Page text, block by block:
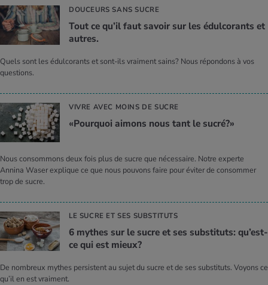
DOUCEURS SANS SUCRE
Tout ce qu’il faut savoir sur les édul­co­rants et
autres.
Quels sont les édulcorants et sont-ils vraiment sains? Nous répondons à vos
questions.
VIVRE AVEC MOINS DE SUCRE
«Pour­quoi aimons nous tant le sucré?»
Nous consommons deux fois plus de sucre que nécessaire. Notre experte
Annina Waser explique ce que nous pouvons faire pour éviter de consommer
trop de sucre.
LE SUCRE ET SES SUBSTITUTS
6 mythes sur le sucre et ses sub­sti­tuts: qu’est-
ce qui est mieux?
De nombreux mythes persistent au sujet du sucre et de ses substituts. Voyons ce
qu’il en est vraiment.